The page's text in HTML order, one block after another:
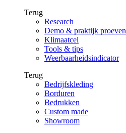
Terug
Research
Demo & praktijk proeven
Klimaatcel
Tools & tips
Weerbaarheidsindicator
Terug
Bedrijfskleding
Borduren
Bedrukken
Custom made
Showroom